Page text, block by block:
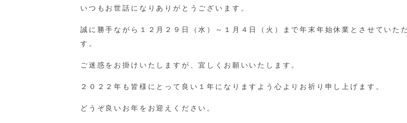
いつもお世話になりありがとうございます。
誠に勝手ながら１２月２９日（水）～１月４日（火）まで年末年始休業とさせていた
す。
ご迷惑をお掛けいたしますが、宜しくお願いいたします。
２０２２年も皆様にとって良い１年になりますよう心よりお祈り申し上げます。
どうぞ良いお年をお迎えください。